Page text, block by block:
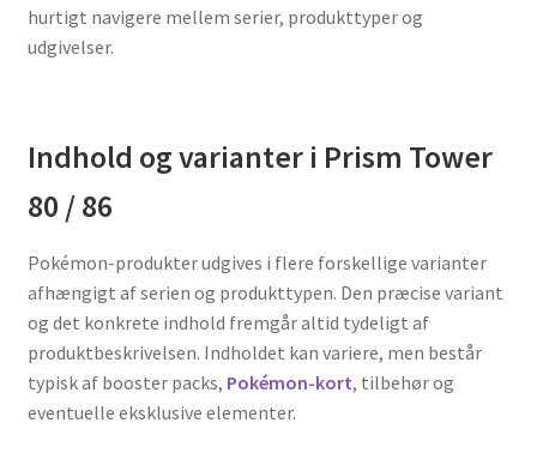
hurtigt navigere mellem serier, produkttyper og
udgivelser.
Indhold og varianter i Prism Tower
80 / 86
Pokémon-produkter udgives i flere forskellige varianter
afhængigt af serien og produkttypen. Den præcise variant
og det konkrete indhold fremgår altid tydeligt af
produktbeskrivelsen. Indholdet kan variere, men består
typisk af booster packs, Pokémon-kort, tilbehør og
eventuelle eksklusive elementer.